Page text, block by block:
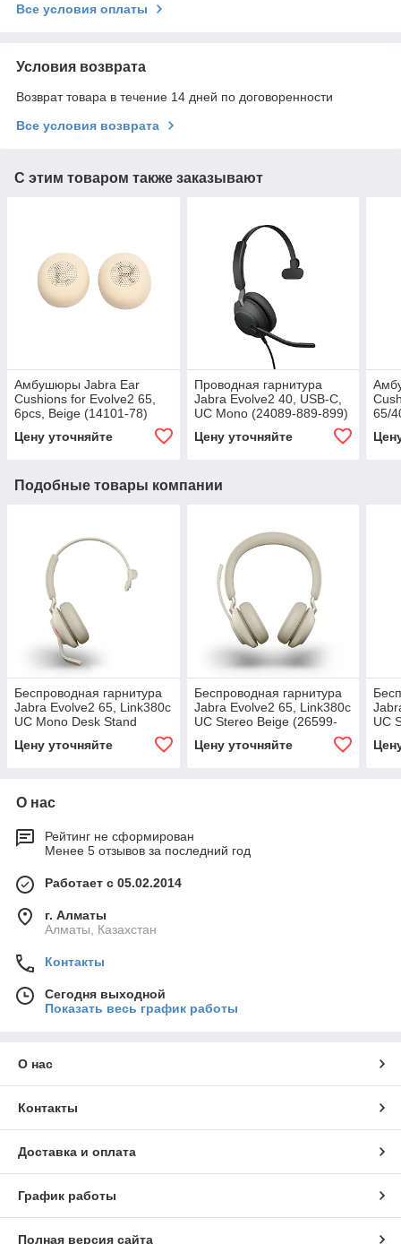
Все условия оплаты
Условия возврата
Возврат товара в течение 14 дней по договоренности
Все условия возврата
С этим товаром также заказывают
Амбушюры Jabra Ear
Cushions for Evolve2 65,
6pcs, Beige (14101-78)
Цену уточняйте
Проводная гарнитура
Jabra Evolve2 40, USB-C,
UC Mono (24089-889-899)
Цену уточняйте
65/
Подобные товары компании
Беспроводная гарнитура
Jabra Evolve2 65, Link380c
UC Mono Desk Stand
Цену уточняйте
Беспроводная гарнитура
Jabra Evolve2 65, Link380c
UC Stereo Beige (26599-
Цену уточняйте
UC
О нас
Рейтинг не сформирован
Менее 5 отзывов за последний год
Работает с 05.02.2014
г. Алматы
Алматы, Казахстан
Контакты
Сегодня выходной
Показать весь график работы
О нас
Контакты
Доставка и оплата
График работы
Полная версия сайта